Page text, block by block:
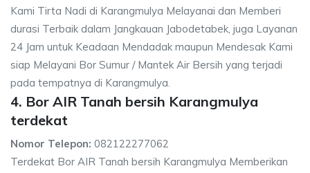
Kami Tirta Nadi di Karangmulya Melayanai dan Memberi
durasi Terbaik dalam Jangkauan Jabodetabek, juga Layanan
24 Jam untuk Keadaan Mendadak maupun Mendesak Kami
siap Melayani Bor Sumur / Mantek Air Bersih yang terjadi
pada tempatnya di Karangmulya.
4. Bor AIR Tanah bersih Karangmulya
terdekat
Nomor Telepon: 082122277062
Terdekat Bor AIR Tanah bersih Karangmulya Memberikan